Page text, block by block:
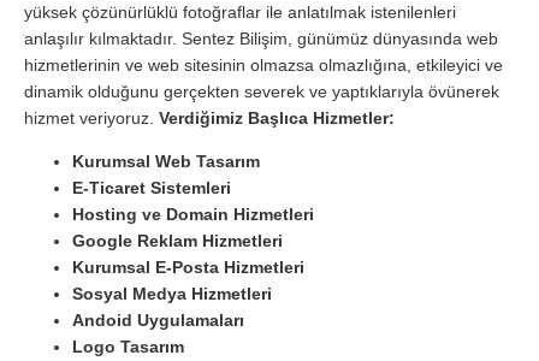
yüksek çözünürlüklü fotoğraflar ile anlatılmak istenilenleri
anlaşılır kılmaktadır. Sentez Bilişim, günümüz dünyasında web
hizmetlerinin ve web sitesinin olmazsa olmazlığına, etkileyici ve
dinamik olduğunu gerçekten severek ve yaptıklarıyla övünerek
hizmet veriyoruz. Verdiğimiz Başlıca Hizmetler:
Kurumsal Web Tasarım
E-Ticaret Sistemleri
Hosting ve Domain Hizmetleri
Google Reklam Hizmetleri
Kurumsal E-Posta Hizmetleri
Sosyal Medya Hizmetleri
Andoid Uygulamaları
Logo Tasarım